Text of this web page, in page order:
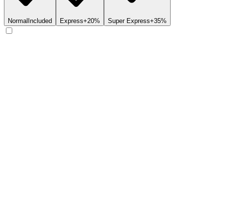
Normal Included Express+20% Super Express+35%